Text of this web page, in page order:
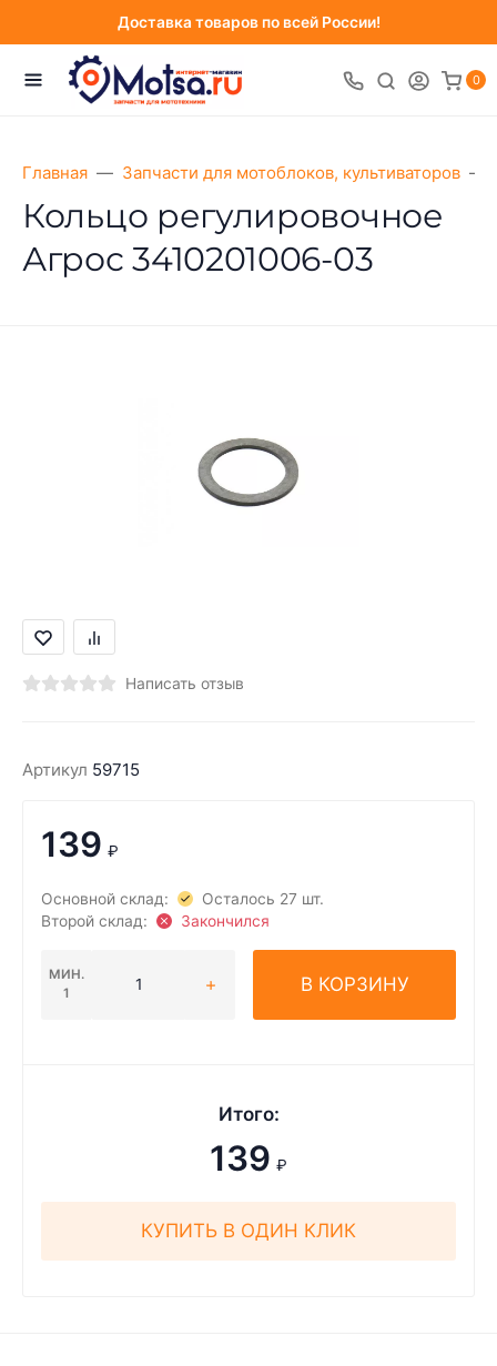
Доставка товаров по всей России!
0
Главная Запчасти для мотоблоков, культиваторов
Кольцо регулировочное
Агрос 3410201006-03
Написать отзыв
Артикул 59715
139 ₽
Основной склад:
Осталось 27 шт.
Второй склад:
Закончился
МИН.
1
В КОРЗИНУ
Итого:
139 ₽
КУПИТЬ В ОДИН КЛИК